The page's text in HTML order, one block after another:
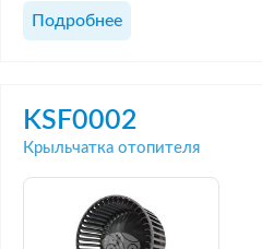
Подробнее
KSF0002
Крыльчатка отопителя